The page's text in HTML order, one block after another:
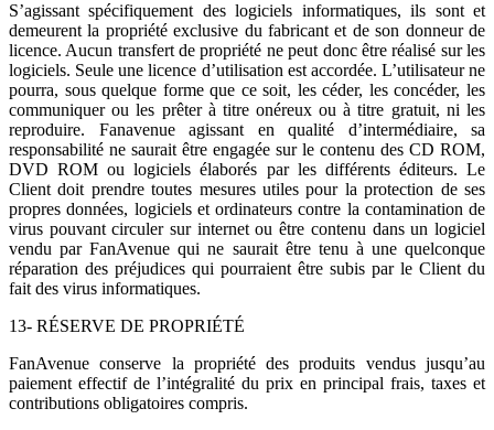
S’agissant spécifiquement des logiciels informatiques, ils sont et
demeurent la propriété exclusive du fabricant et de son donneur de
licence. Aucun transfert de propriété ne peut donc être réalisé sur les
logiciels. Seule une licence d’utilisation est accordée. L’utilisateur ne
pourra, sous quelque forme que ce soit, les céder, les concéder, les
communiquer ou les prêter à titre onéreux ou à titre gratuit, ni les
reproduire. Fanavenue agissant en qualité d’intermédiaire, sa
responsabilité ne saurait être engagée sur le contenu des CD ROM,
DVD ROM ou logiciels élaborés par les différents éditeurs. Le
Client doit prendre toutes mesures utiles pour la protection de ses
propres données, logiciels et ordinateurs contre la contamination de
virus pouvant circuler sur internet ou être contenu dans un logiciel
vendu par FanAvenue qui ne saurait être tenu à une quelconque
réparation des préjudices qui pourraient être subis par le Client du
fait des virus informatiques.
13- RÉSERVE DE PROPRIÉTÉ
FanAvenue conserve la propriété des produits vendus jusqu’au
paiement effectif de l’intégralité du prix en principal frais, taxes et
contributions obligatoires compris.